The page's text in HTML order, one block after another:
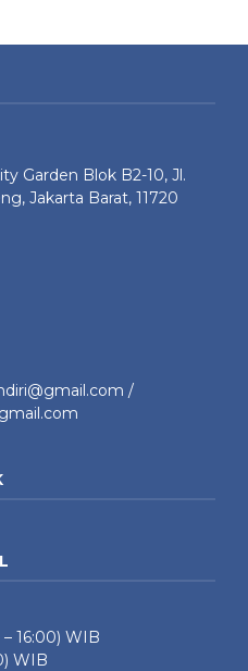
Garden Blok B2-10, Jl.
Jakarta Barat, 11720
/
16:00) WIB
WIB